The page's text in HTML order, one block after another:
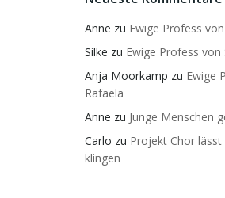
Anne zu Ewige Profess
Silke zu Ewige Profess von
Anja Moorkamp zu Ewige
Rafaela
Anne zu Junge Menschen
Carlo zu Projekt Chor lässt
klingen